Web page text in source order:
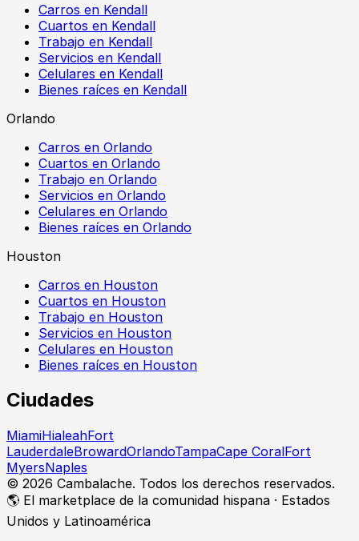
Carros en Kendall
Cuartos en Kendall
Trabajo en Kendall
Servicios en Kendall
Celulares en Kendall
Bienes raíces en Kendall
Orlando
Carros en Orlando
Cuartos en Orlando
Trabajo en Orlando
Servicios en Orlando
Celulares en Orlando
Bienes raíces en Orlando
Houston
Carros en Houston
Cuartos en Houston
Trabajo en Houston
Servicios en Houston
Celulares en Houston
Bienes raíces en Houston
Ciudades
MiamiHialeahFort
LauderdaleBrowardOrlandoTampaCape CoralFort
MyersNaples
© 2026 Cambalache. Todos los derechos reservados.
🌎 El marketplace de la comunidad hispana · Estados
Unidos y Latinoamérica